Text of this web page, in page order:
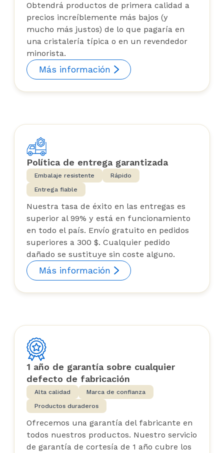
Obtendrá productos de primera calidad a
precios increíblemente más bajos (y
mucho más justos) de lo que pagaría en
una cristalería típica o en un revendedor
minorista.
Más información
Política de entrega garantizada
Embalaje resistente
Rápido
Entrega fiable
Nuestra tasa de éxito en las entregas es
superior al 99% y está en funcionamiento
en todo el país. Envío gratuito en pedidos
superiores a 300 $. Cualquier pedido
dañado se sustituye sin coste alguno.
Más información
1 año de garantía sobre cualquier
defecto de fabricación
Alta calidad
Marca de confianza
Productos duraderos
Ofrecemos una garantía del fabricante en
todos nuestros productos. Nuestro servicio
de garantía de cortesía de 1 año cubre los